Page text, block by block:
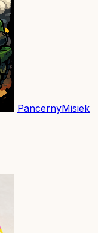
PancernyMisiek